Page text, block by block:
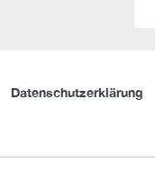
Datenschutzerklärung